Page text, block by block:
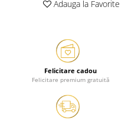
Adauga la Favorite
Felicitare cadou
Felicitare premium gratuită